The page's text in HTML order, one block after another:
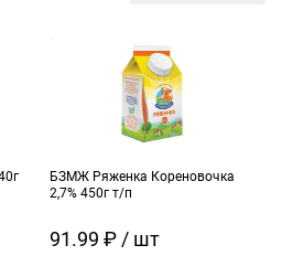
БЗМЖ Ряженка Кореновочка
2,7% 450г т/п
91.99 ₽ / шт